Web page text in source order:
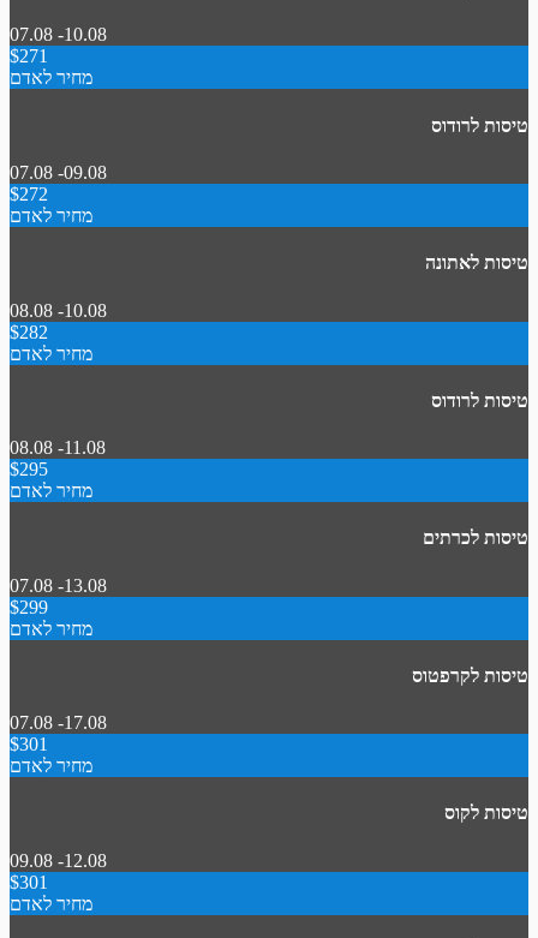
07.08 -10.08
$271
מחיר לאדם
טיסות לרודוס
07.08 -09.08
$272
מחיר לאדם
טיסות לאתונה
08.08 -10.08
$282
מחיר לאדם
טיסות לרודוס
08.08 -11.08
$295
מחיר לאדם
טיסות לכרתים
07.08 -13.08
$299
מחיר לאדם
טיסות לקרפטוס
07.08 -17.08
$301
מחיר לאדם
טיסות לקוס
09.08 -12.08
$301
מחיר לאדם